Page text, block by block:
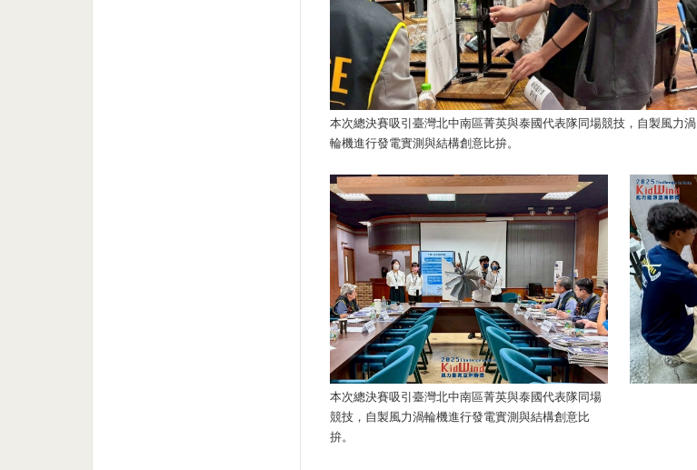
本次總決賽吸引臺灣北中南區菁英與泰國代表隊同場競技，自製風力渦
輪機進行發電實測與結構創意比拚。
本次總決賽吸引臺灣北中南區菁英與泰國代表隊同場
競技，自製風力渦輪機進行發電實測與結構創意比
拚。